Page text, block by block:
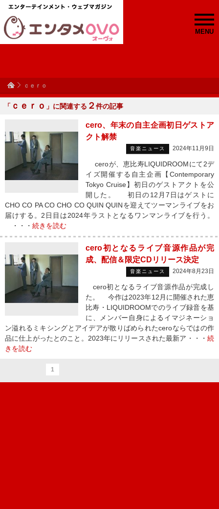
MENU
ｃｅｒｏ
「 ｃｅｒｏ 」に関連する ２件の記事
cero、年末の自主企画初日ゲストア
クト解禁
音楽ニュース 2024年11月9日
ceroが、恵比寿LIQUIDROOMにて2デ
イズ開催する自主企画【Contemporary
Tokyo Cruise】初日のゲストアクトを公
開した。 初日の12月7日はゲストに
CHO CO PA CO CHO CO QUIN QUINを迎えてツーマンライブをお
届けする。2日目は2024年ラストとなるワンマンライブを行う。
・・・ 続きを読む
cero初となるライブ音源作品が完
成、配信＆限定CDリリース決定
音楽ニュース 2024年8月23日
cero初となるライブ音源作品が完成し
た。 今作は2023年12月に開催された恵
比寿・LIQUIDROOMでのライブ録音を基
に、メンバー自身によるイマジネーショ
ン溢れるミキシングとアイデアが散りばめられたceroならではの作
品に仕上がったとのこと。2023年にリリースされた最新ア・・・ 続
きを読む
1